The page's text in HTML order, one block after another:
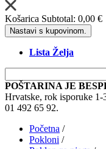
Košarica Subtotal: 0,00 €
Nastavi s kupovinom.
Lista Želja
POŠTARINA JE
Hrvatske, rok isporuke 1-
01 492 65 92.
Početna /
Pokloni /